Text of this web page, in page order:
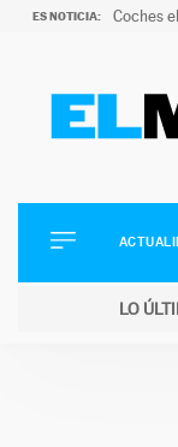
ES NOTICIA: Coches
ELÉCTRICOS
CONDUCIR
LO